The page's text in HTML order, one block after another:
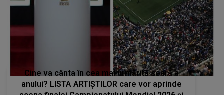
Cine va cânta în cea mai urmărită seară a
anului? LISTA ARTIȘTILOR care vor aprinde